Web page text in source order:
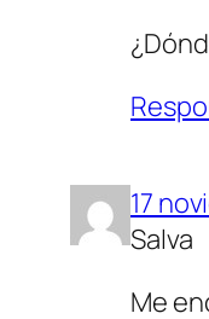
17
Salva
Me